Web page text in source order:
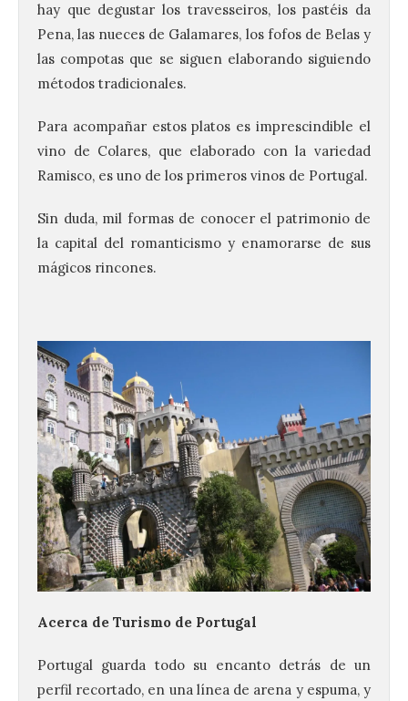
hay que degustar los travesseiros, los pastéis da
Pena, las nueces de Galamares, los fofos de Belas y
las compotas que se siguen elaborando siguiendo
métodos tradicionales.
Para acompañar estos platos es imprescindible el
vino de Colares, que elaborado con la variedad
Ramisco, es uno de los primeros vinos de Portugal.
Sin duda, mil formas de conocer el patrimonio de
la capital del romanticismo y enamorarse de sus
mágicos rincones.
Acerca de Turismo de Portugal
Portugal guarda todo su encanto detrás de un
perfil recortado, en una línea de arena y espuma, y